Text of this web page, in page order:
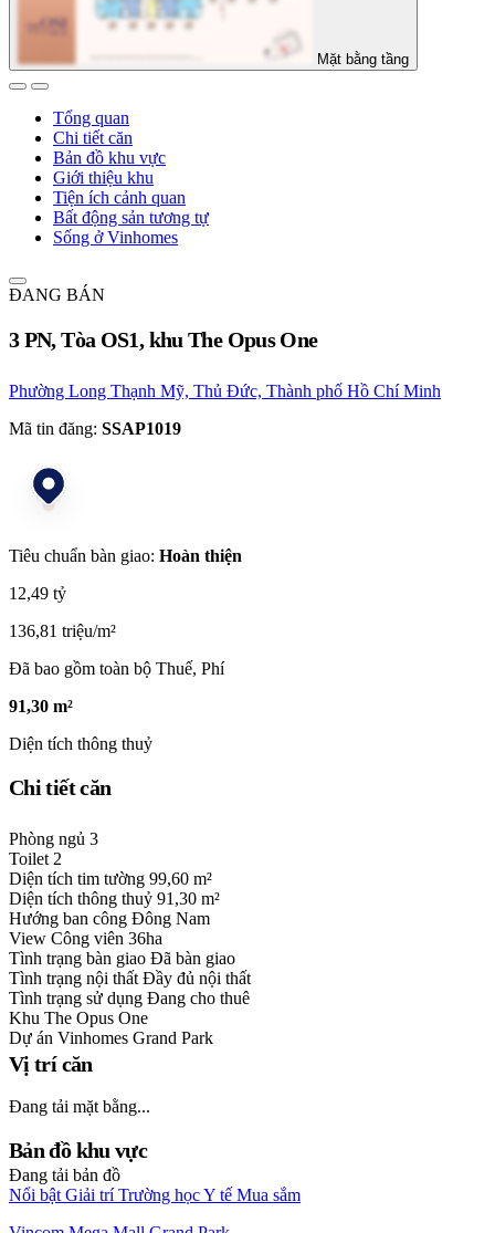
Mặt bằng tầng
Tổng quan
Chi tiết căn
Bản đồ khu vực
Giới thiệu khu
Tiện ích cảnh quan
Bất động sản tương tự
Sống ở Vinhomes
ĐANG BÁN
3 PN, Tòa OS1, khu The Opus One
Phường Long Thạnh Mỹ, Thủ Đức, Thành phố Hồ Chí Minh
Mã tin đăng: SSAP1019
Tiêu chuẩn bàn giao: Hoàn thiện
12,49 tỷ
136,81 triệu/m²
Đã bao gồm toàn bộ Thuế, Phí
91,30 m²
Diện tích thông thuỷ
Chi tiết căn
Phòng ngủ 3
Toilet 2
Diện tích tim tường 99,60 m²
Diện tích thông thuỷ 91,30 m²
Hướng ban công Đông Nam
View Công viên 36ha
Tình trạng bàn giao Đã bàn giao
Tình trạng nội thất Đầy đủ nội thất
Tình trạng sử dụng Đang cho thuê
Khu The Opus One
Dự án Vinhomes Grand Park
Vị trí căn
Đang tải mặt bằng...
Bản đồ khu vực
Đang tải bản đồ
Nổi bật Giải trí Trường họcY tế Mua sắm